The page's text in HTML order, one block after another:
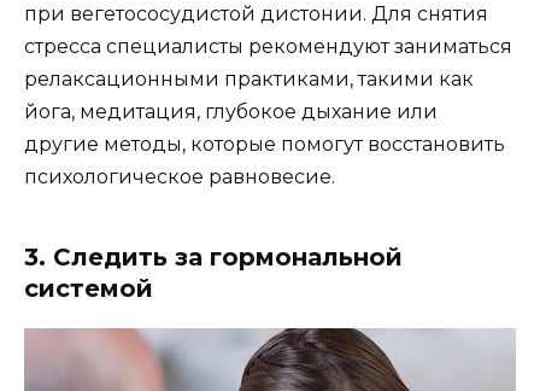
при вегетососудистой дистонии. Для снятия
стресса специалисты рекомендуют заниматься
релаксационными практиками, такими как
йога, медитация, глубокое дыхание или
другие методы, которые помогут восстановить
психологическое равновесие.
3. Следить за гормональной
системой